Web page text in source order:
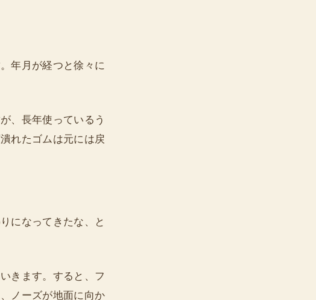
年月が経つと徐々に
、長年使っているう
れたゴムは元には戻
になってきたな、と
きます。すると、フ
ノーズが地面に向か